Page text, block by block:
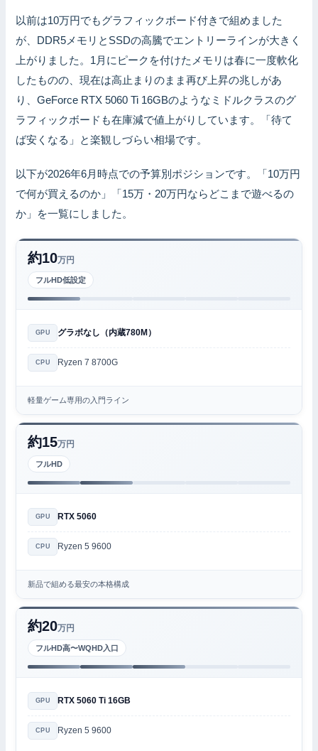
以前は10万円でもグラフィックボード付きで組めました
が、DDR5メモリとSSDの高騰でエントリーラインが大きく
上がりました。1月にピークを付けたメモリは春に一度軟化
したものの、現在は高止まりのまま再び上昇の兆しがあ
り、GeForce RTX 5060 Ti 16GBのようなミドルクラスのグ
ラフィックボードも在庫減で値上がりしています。「待て
ば安くなる」と楽観しづらい相場です。
以下が2026年6月時点での予算別ポジションです。「10万円
で何が買えるのか」「15万・20万円ならどこまで遊べるの
か」を一覧にしました。
約10万円
フルHD低設定
GPU グラボなし（内蔵780M）
CPU Ryzen 7 8700G
軽量ゲーム専用の入門ライン
約15万円
フルHD
GPU RTX 5060
CPU Ryzen 5 9600
新品で組める最安の本格構成
約20万円
フルHD高〜WQHD入口
GPU RTX 5060 Ti 16GB
CPU Ryzen 5 9600